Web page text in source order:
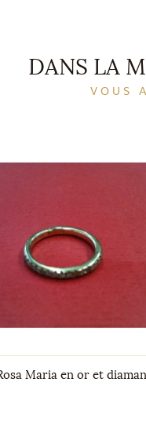
DANS LA
VOUS
Maria en or et